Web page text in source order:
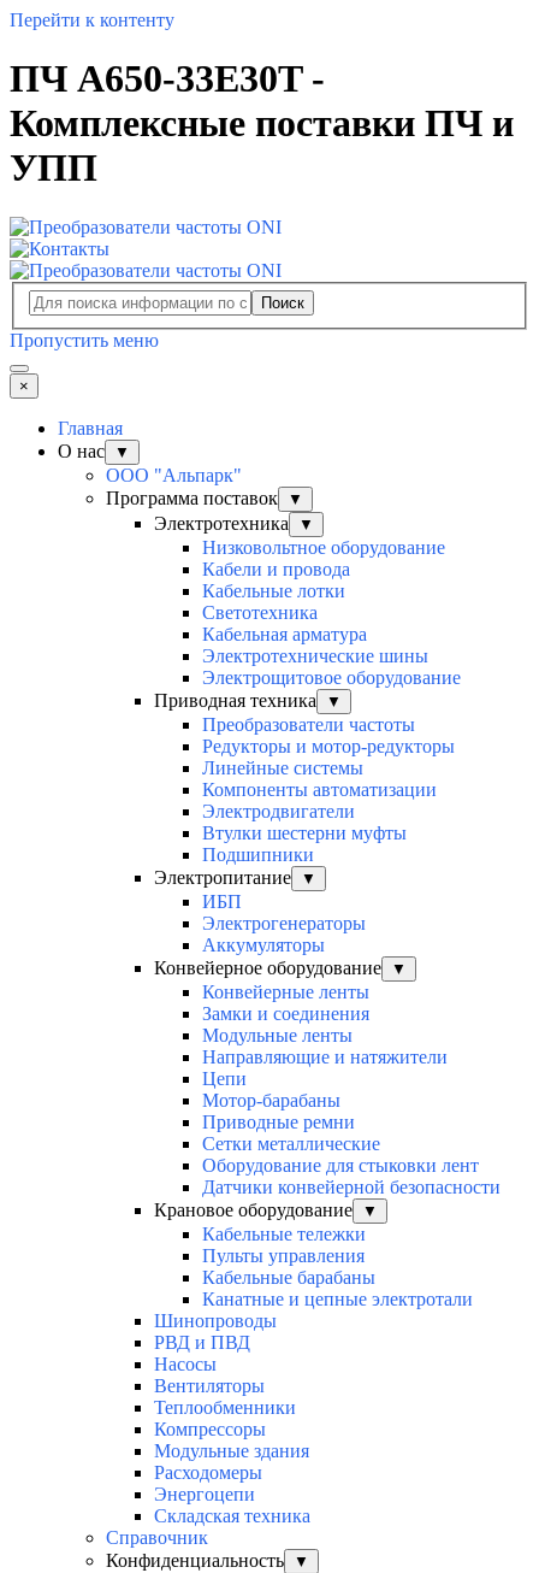
Перейти к контенту
ПЧ A650-33E30T -
Комплексные поставки ПЧ и
УПП
Поиск
Пропустить меню
×
Главная
О нас
▼
ООО "Альпарк"
Программа поставок
▼
Электротехника ▼
Низковольтное оборудование
Кабели и провода
Кабельные лотки
Светотехника
Кабельная арматура
Электротехнические шины
Электрощитовое оборудование
Приводная техника
▼
Преобразователи частоты
Редукторы и мотор-редукторы
Линейные системы
Компоненты автоматизации
Электродвигатели
Втулки шестерни муфты
Подшипники
Электропитание
▼
ИБП
Электрогенераторы
Аккумуляторы
Конвейерное оборудование
▼
Конвейерные ленты
Замки и соединения
Модульные ленты
Направляющие и натяжители
Цепи
Мотор-барабаны
Приводные ремни
Сетки металлические
Оборудование для стыковки лент
Датчики конвейерной безопасности
Крановое оборудование
▼
Кабельные тележки
Пульты управления
Кабельные барабаны
Канатные и цепные электротали
Шинопроводы
РВД и ПВД
Насосы
Вентиляторы
Теплообменники
Компрессоры
Модульные здания
Расходомеры
Энергоцепи
Складская техника
Справочник
Конфиденциальность
▼